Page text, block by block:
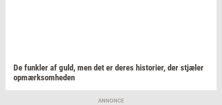
De funk­ler af guld, men det er deres hi­sto­ri­er, der stjæ­ler
op­mærk­som­he­den
ANNONCE